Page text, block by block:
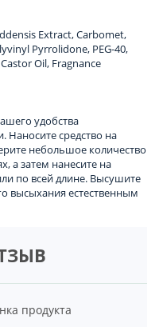
Extract, Carbomet,
Pyrrolidone, PEG-40,
Oil, Fragnance
удобства
Наносите средство на
небольшое количество
а затем нанесите на
по всей длине. Высушите
высыхания естественным
продукта